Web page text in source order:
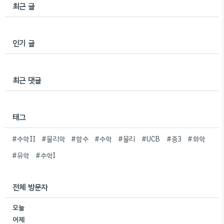
최근 글
인기 글
최근 댓글
태그
#수학II #물리학 #함수 #수학 #물리 #UCB #중3
#화학
#유학
#수학I
전체 방문자
오늘
어제